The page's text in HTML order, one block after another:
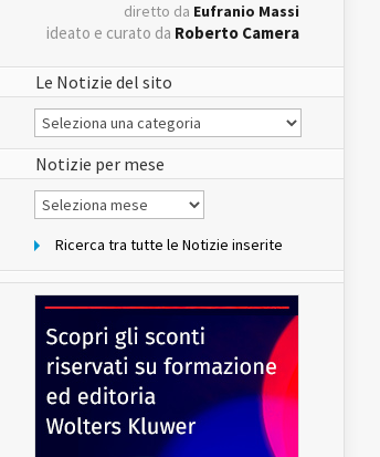
diretto da Eufranio Massi
ideato e curato da Roberto Camera
Le Notizie del sito
Le
Notizie
del
sito
Notizie per mese
Notizie
per
Ricerca tra tutte le Notizie inserite